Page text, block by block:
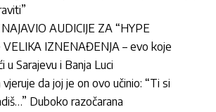
AUDICIJE ZA “HYPE
VELIKA IZNENAĐENJA – evo koje
u Sarajevu i Banja Luci
da joj je on ovo učinio: “Ti si
Duboko razočarana